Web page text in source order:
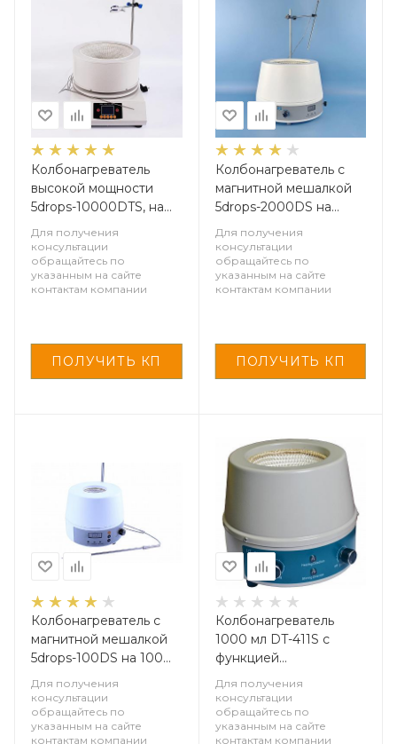
Колбонагреватель
высокой мощности
5drops-10000DTS, на
дисплеем и внешним
датчиком температуры
Для получения
консультации
обращайтесь по
указанным на сайте
контактам компании
Колбонагреватель с
магнитной мешалкой
5drops-2000DS на
дисплеем и внешним
датчиком температуры
Для получения
консультации
обращайтесь по
указанным на сайте
контактам компании
Колбонагреватель с
магнитной мешалкой
5drops-100DS на 100
мл, с цифровым
дисплеем и внешним
датчиком температуры
Для получения
консультации
обращайтесь по
указанным на сайте
контактам компании
Колбонагреватель
1000 мл DT-411S c
функцией
перемешивания
Для получения
консультации
обращайтесь по
указанным на сайте
контактам компании